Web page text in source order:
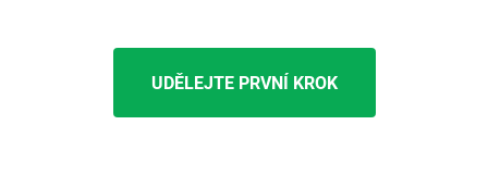
UDĚLEJTE PRVNÍ KROK